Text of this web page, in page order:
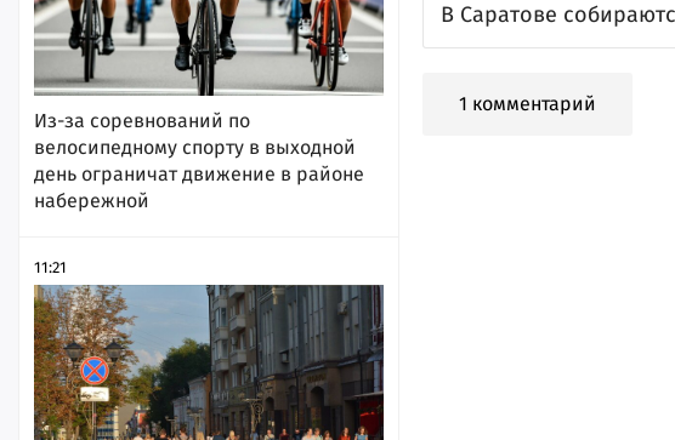
Из-за соревнований по
велосипедному спорту в выходной
день ограничат движение в районе
набережной
11:21
В Саратове
1 комментарий